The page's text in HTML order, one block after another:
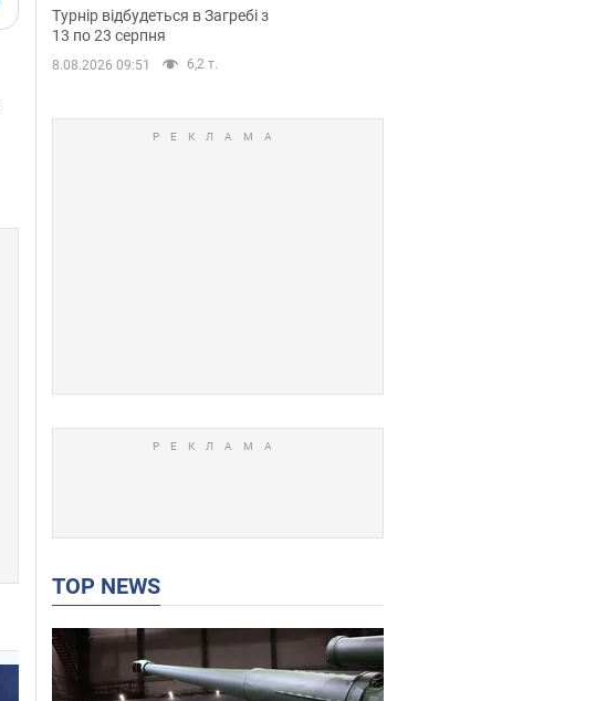
до чемпіонату Європи
основних спортсменів
Турнір відбудеться в Загребі з
13 по 23 серпня
8.08.2026 09:51 6,2 т.
TOP NEWS